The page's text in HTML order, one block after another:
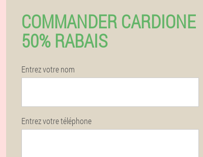
COMMANDER CARDIONE
50% RABAIS
Entrez votre nom
Entrez votre téléphone